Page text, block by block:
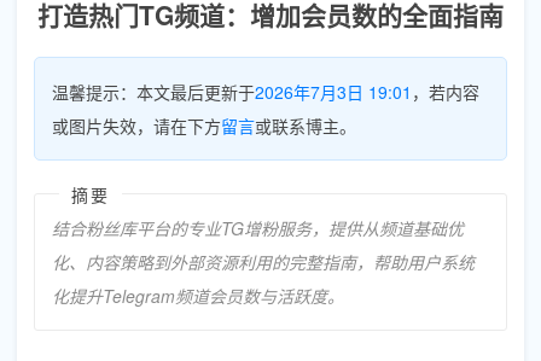
打造热门TG频道：增加会员数的全面指南
温馨提示：本文最后更新于2026年7月3日 19:01 ，若内容
或图片失效，请在下方留言或联系博主。
摘要
结合粉丝库平台的专业TG增粉服务，提供从频道基础优
化、内容策略到外部资源利用的完整指南，帮助用户系统
化提升Telegram频道会员数与活跃度。